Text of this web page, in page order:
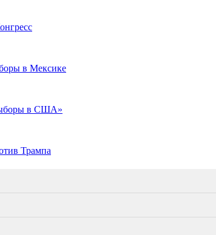
в Мексике
в США»
Трампа